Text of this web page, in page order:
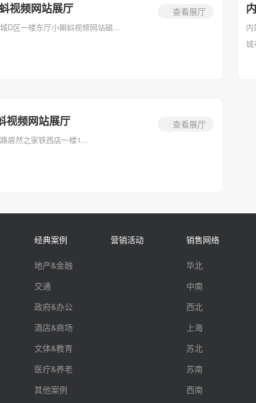
视频网站展厅
D区一楼东厅小蝌蚪视频网站磁...
查看展厅
城
视频网站展厅
居然之家铁西店一楼1...
查看展厅
经典案例
地产&金融
交通
政府&办公
酒店&商场
文体&教育
医疗&养老
其他案例
营销活动 销售网络
华北
中南
西北
上海
苏北
苏南
西南